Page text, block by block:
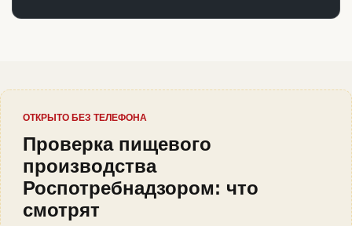
ОТКРЫТО БЕЗ ТЕЛЕФОНА
Проверка пищевого
производства
Роспотребнадзором: что
смотрят